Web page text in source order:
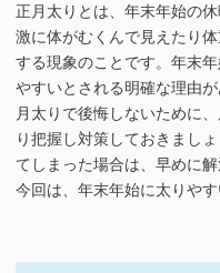
正月太りとは、年末年始の
激に体がむくんで見えたり
する現象のことです。年末
やすいとされる明確な理由
月太りで後悔しないために
り把握し対策しておきまし
てしまった場合は、早めに
今回は、年末年始に太りや